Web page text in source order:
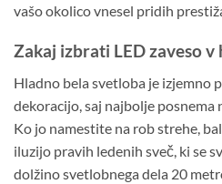
vašo okolico vnesel pridih
Zakaj izbrati LED zaveso
Hladno bela svetloba je izjemno
dekoracijo, saj najbolje posnema
Ko jo namestite na rob strehe,
iluzijo pravih ledenih sveč, ki se
dolžino svetlobnega dela 20